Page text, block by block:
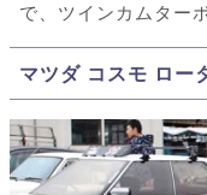
で、ツインカムター
マツダ コスモ ロー